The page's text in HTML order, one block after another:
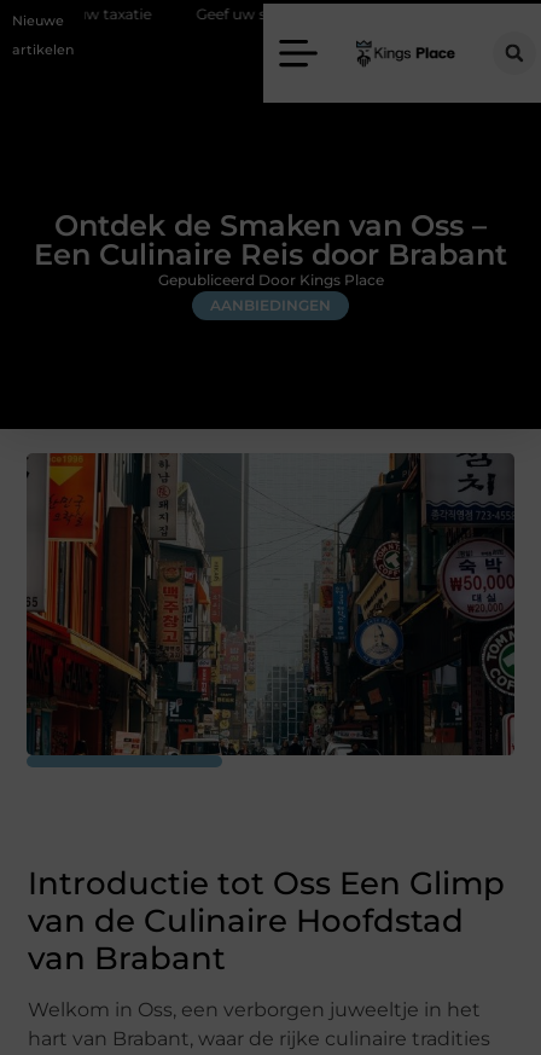
Nieuwe
artikelen
Geef uw slaapkamer een upgrade met interieuradvies Zwolle
Ontdek de Smaken van Oss –
Een Culinaire Reis door Brabant
AANBIEDINGEN
Gepubliceerd Door Kings Place
Introductie tot Oss Een Glimp
van de Culinaire Hoofdstad
van Brabant
Welkom in Oss, een verborgen juweeltje in het
hart van Brabant, waar de rijke culinaire tradities